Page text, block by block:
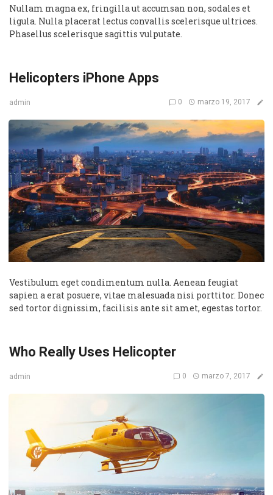
Nullam magna ex, fringilla ut accumsan non, sodales et
ligula. Nulla placerat lectus convallis scelerisque ultrices.
Phasellus scelerisque sagittis vulputate.
Helicopters iPhone Apps
admin 0 marzo 19, 2017
Vestibulum eget condimentum nulla. Aenean feugiat
sapien a erat posuere, vitae malesuada nisi porttitor. Donec
sed tortor dignissim, facilisis ante sit amet, egestas tortor.
Who Really Uses Helicopter
admin 0 marzo 7, 2017